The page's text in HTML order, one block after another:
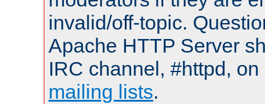
invalid/off-topic.
Apache HTTP Server
IRC channel, #httpd,
mailing lists.